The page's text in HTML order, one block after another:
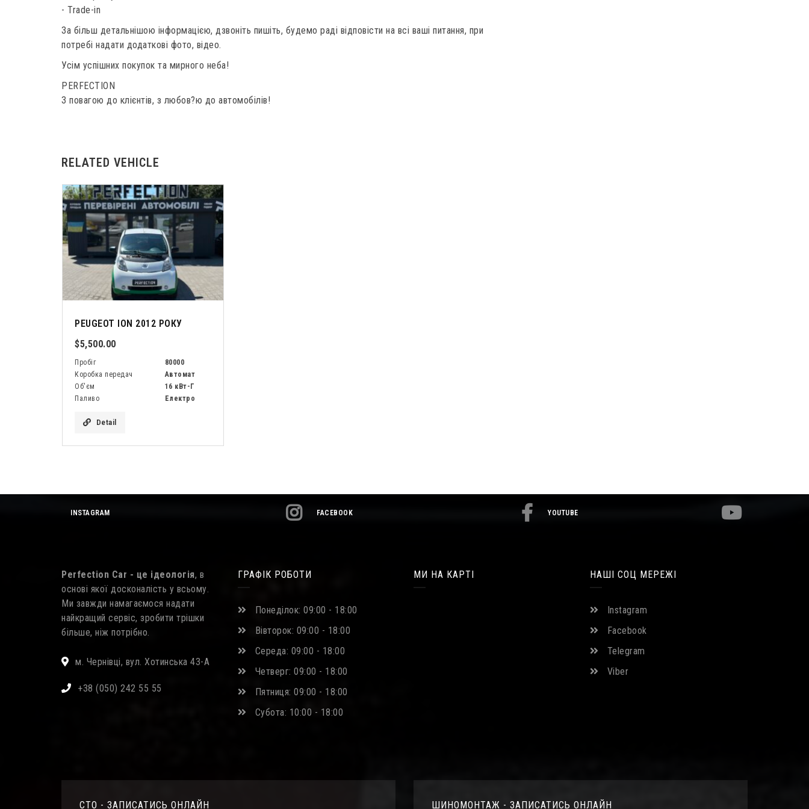
- Trade-in
За більш детальнішою інформацією, дзвоніть пишіть, будемо раді відповісти на всі ваші питання, при
потребі надати додаткові фото, відео.
Усім успішних покупок та мирного неба!
PERFECTION
З повагою до клієнтів, з любов?ю до автомобілів!
RELATED VEHICLE
PEUGEOT ION 2012 РОКУ
$5,500.00
Пробіг
80000
Коробка передач
Автомат
Об'єм
16 кВт-Г
Паливо
Електро
Detail
INSTAGRAM FACEBOOK YOUTUBE
Perfection Car - це ідеологія, в
основі якої досконалість у всьому.
Ми завжди намагаємося надати
найкращий сервіс, зробити трішки
більше, ніж потрібно.
м. Чернівці, вул. Хотинська 43-А
+38 (050) 242 55 55
ГРАФІК РОБОТИ
Понеділок: 09:00 - 18:00
Вівторок: 09:00 - 18:00
Середа: 09:00 - 18:00
Четверг: 09:00 - 18:00
Пятниця: 09:00 - 18:00
Субота: 10:00 - 18:00
МИ НА КАРТІ НАШІ СОЦ МЕРЕЖІ
Instagram
Facebook
Telegram
Viber
СТО - ЗАПИСАТИСЬ ОНЛАЙН ШИНОМОНТАЖ - ЗАПИСАТИСЬ ОНЛАЙН